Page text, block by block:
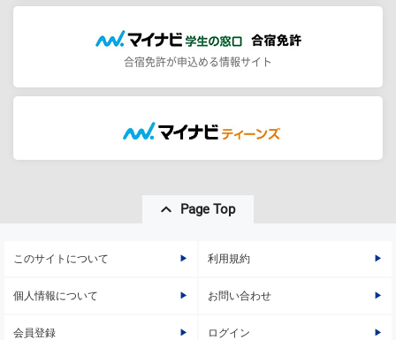
合宿免許が申込める情報サイト
Page Top
このサイトについて 利用規約
個人情報について お問い合わせ
会員登録 ログイン